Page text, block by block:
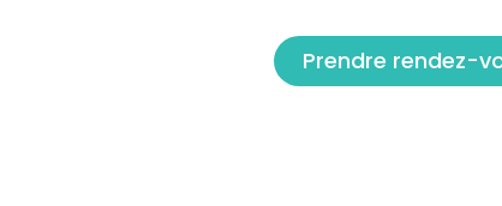
Prendre rendez-